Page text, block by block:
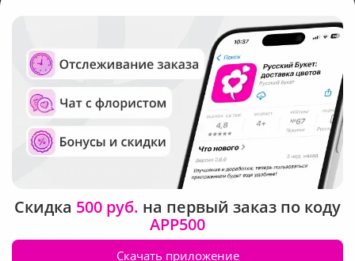
Язык интерфейса: Валюта:
Служба круглосуточной доставки цветов
Русский Букет, 2026
Общество с ограниченной ответственностью «Технология»
ОГРН: 1195476081745, ИНН: 5410081997
Юридический адрес: г. Новосибирск, ул. Ипподромская,
Скидка 500 руб. на первый заказ по коду
APP500
Скачать приложение